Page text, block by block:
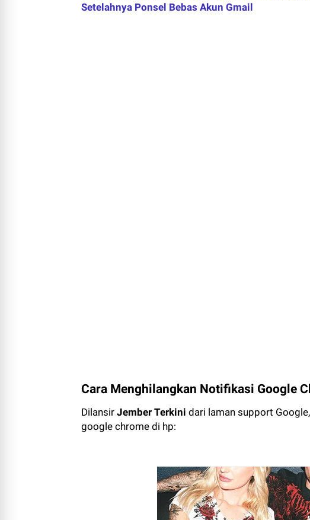
Setelahnya Ponsel Bebas Akun Gmail
Cara Menghilangkan Notifikasi Google
Dilansir Jember Terkini dari laman support
google chrome di hp: